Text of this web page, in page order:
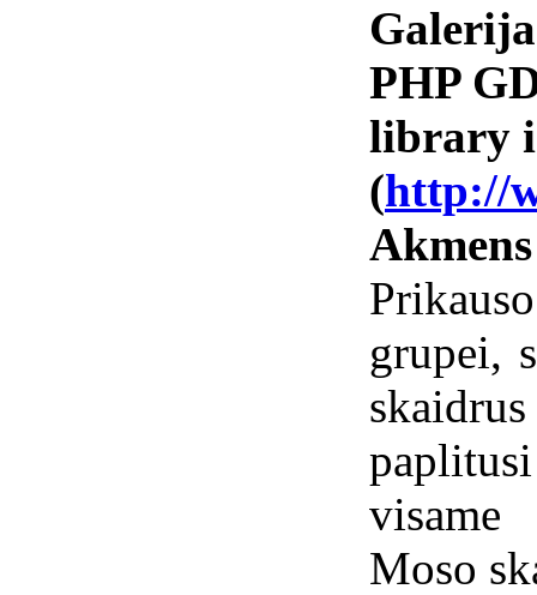
Galerija
PHP
library
(http://
grupei,
visame
Moso